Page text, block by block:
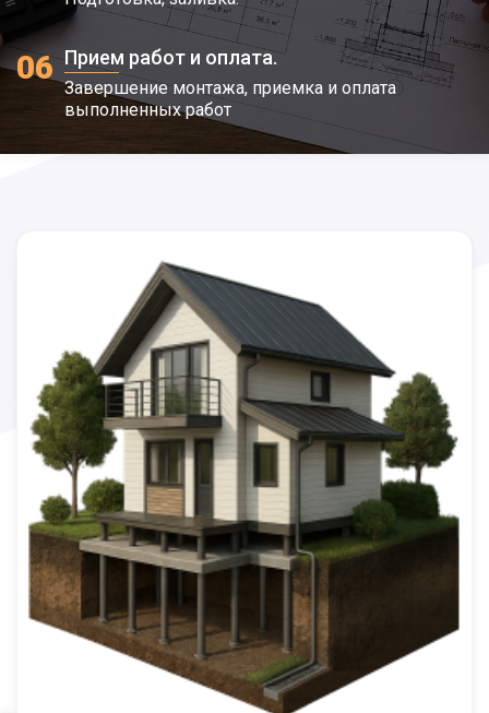
06 Прием работ и оплата.
Завершение монтажа, приемка и оплата
выполненных работ